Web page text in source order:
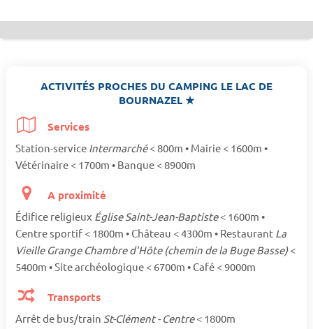
ACTIVITÉS PROCHES DU CAMPING LE LAC DE
BOURNAZEL ★
Services
Station-service Intermarché< 800m • Mairie < 1600m •
Vétérinaire < 1700m • Banque < 8900m
A proximité
Édifice religieux Église Saint-Jean-Baptiste< 1600m •
Centre sportif < 1800m • Château < 4300m • Restaurant La
Vieille Grange Chambre d'Hôte (chemin de la Buge Basse) <
5400m • Site archéologique < 6700m • Café < 9000m
Transports
Arrêt de bus/train St-Clément - Centre< 1800m